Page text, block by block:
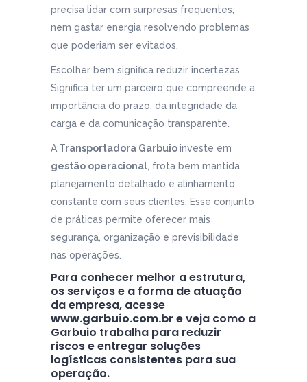
precisa lidar com surpresas frequentes,
nem gastar energia resolvendo problemas
que poderiam ser evitados.
Escolher bem significa reduzir incertezas.
Significa ter um parceiro que compreende a
importância do prazo, da integridade da
carga e da comunicação transparente.
A Transportadora Garbuioinveste em
gestão operacional , frota bem mantida,
planejamento detalhado e alinhamento
constante com seus clientes. Esse conjunto
de práticas permite oferecer mais
segurança, organização e previsibilidade
nas operações.
Para conhecer melhor a estrutura,
os serviços e a forma de atuação
da empresa, acesse
www.garbuio.com.bre veja como a
Garbuio trabalha para reduzir
riscos e entregar soluções
logísticas consistentes para sua
operação.